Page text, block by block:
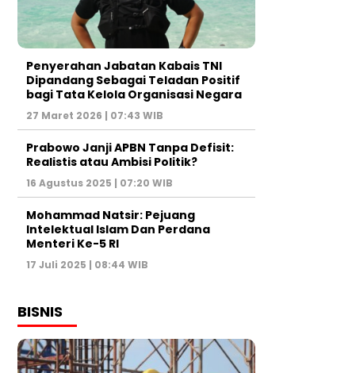
Penyerahan Jabatan Kabais TNI
Dipandang Sebagai Teladan Positif
bagi Tata Kelola Organisasi Negara
27 Maret 2026 | 07:43 WIB
Prabowo Janji APBN Tanpa Defisit:
Realistis atau Ambisi Politik?
16 Agustus 2025 | 07:20 WIB
Mohammad Natsir: Pejuang
Intelektual Islam Dan Perdana
Menteri Ke-5 RI
17 Juli 2025 | 08:44 WIB
BISNIS